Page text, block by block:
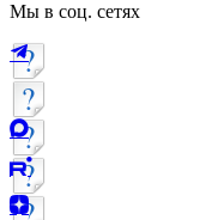
Мы в соц. сетях